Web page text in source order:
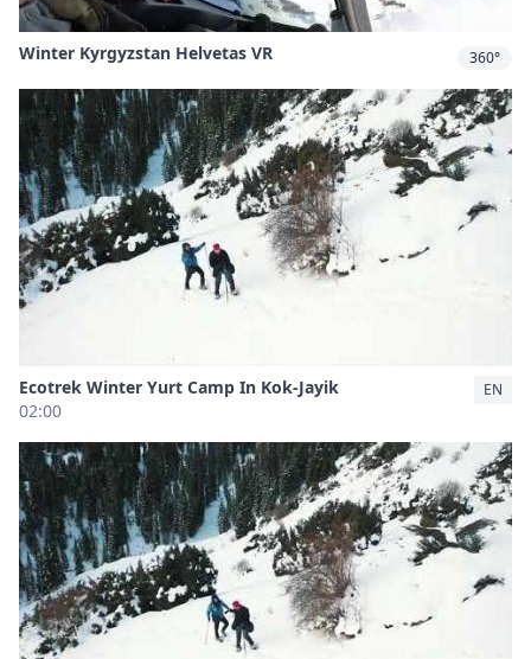
Winter Kyrgyzstan Helvetas VR 360°
Ecotrek Winter Yurt Camp In Kok-Jayik
02:00
EN